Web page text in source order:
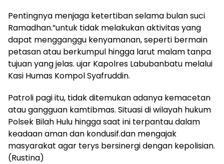
Pentingnya menjaga ketertiban selama bulan suci
Ramadhan.”untuk tidak melakukan aktivitas yang
dapat mengganggu kenyamanan, seperti bermain
petasan atau berkumpul hingga larut malam tanpa
tujuan yang jelas. ujar Kapolres Labubanbatu melalui
Kasi Humas Kompol Syafruddin.
Patroli pagi itu, tidak ditemukan adanya kemacetan
atau gangguan kamtibmas. Situasi di wilayah hukum
Polsek Bilah Hulu hingga saat ini terpantau dalam
keadaan aman dan kondusif.dan mengajak
masyarakat agar terys bersinergi dengan kepolisian.
(Rustina)